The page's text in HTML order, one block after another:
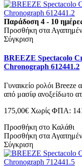
Παράδοση 4 - 10
Προσθήκη στα
Σύγκριση
BREEZE Spectacolo
Chronograph 612441.2
Γυναικείο ρολόι Breeze
από μασίφ ανοξείδωτο
175,00€ Χωρίς ΦΠΑ:
Προσθήκη στο Καλάθι
Προσθήκη στα
Σύγκριση